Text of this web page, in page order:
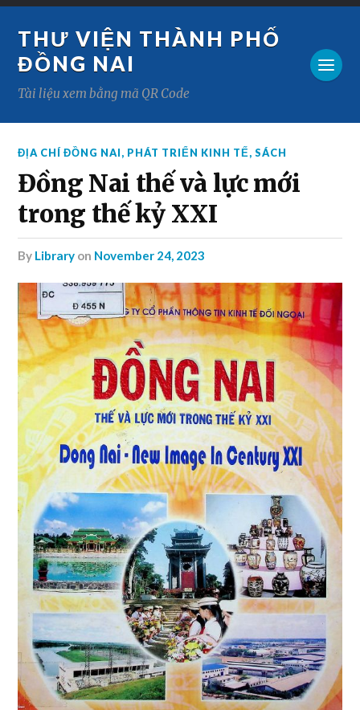
THƯ VIỆN THÀNH PHỐ
ĐỒNG NAI
Tài liệu xem bằng mã QR Code
ĐỊA CHÍ ĐỒNG NAI, PHÁT TRIỂN KINH TẾ,SÁCH
Đồng Nai thế và lực mới
trong thế kỷ XXI
by Library on November 24, 2023